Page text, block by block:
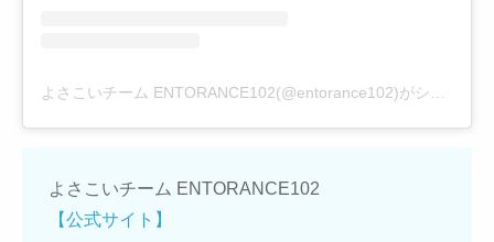
よさこいチーム ENTORANCE102
【公式サイト】